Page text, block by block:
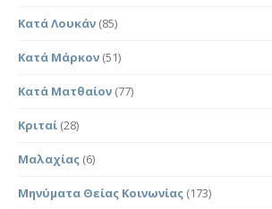
Κατά Λουκάν (85)
Κατά Μάρκον (51)
Κατά Ματθαίον (77)
Κριταί (28)
Μαλαχίας (6)
Μηνύματα Θείας Κοινωνίας (173)